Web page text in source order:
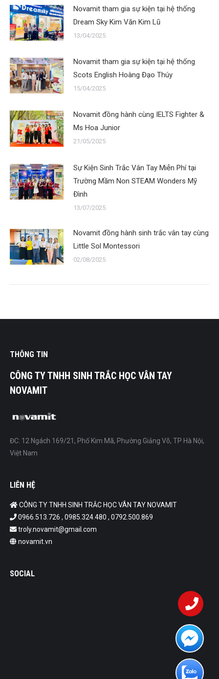
Novamit tham gia sự kiện tại hệ thống
Dream Sky Kim Văn Kim Lũ
13/04/2025
Novamit tham gia sự kiện tại hệ thống
Scots English Hoàng Đạo Thúy
15/04/2025
Novamit đồng hành cùng IELTS Fighter &
Ms Hoa Junior
21/05/2025
Sự Kiện Sinh Trắc Vân Tay Miễn Phí tại
Trường Mầm Non STEAM Wonders Mỹ
Đình
13/07/2025
Novamit đồng hành sinh trắc vân tay cùng
Little Sol Montessori
02/08/2025
THÔNG TIN
CÔNG TY TNHH SINH TRẮC HỌC VÂN TAY
NOVAMIT
ĐC: 12 Ngách 169/21, Phố Kim Mã, Phường Giảng Võ, TP Hà Nội,
Việt Nam
LIÊN HỆ
CÔNG TY TNHH SINH TRẮC HỌC VÂN TAY NOVAMIT
0966.513.726 , 0985.324.480 , 0792.500.869
troly.novamit@gmail.com
novamit.vn
SOCIAL